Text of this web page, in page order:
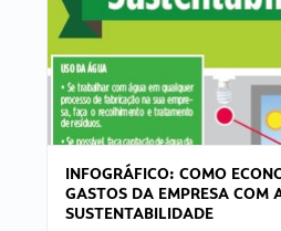
INFOGRÁFICO: COMO
GASTOS DA EMPRESA COM
SUSTENTABILIDADE